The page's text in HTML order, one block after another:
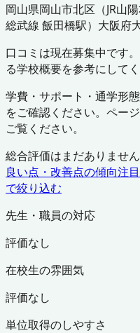
岡山県岡山市北区 （JR山
総武線 飯田橋駅） 大阪府
口コミは現在募集中です
る学校概要を参考にしてく
学費・サポート・通学形
をご確認ください。ペー
ご覧ください。
総合評価はまだありませ
良い点・改善点の傾向注
で絞り込む
先生・職員の対応
評価なし
在校生の雰囲気
評価なし
単位取得のしやすさ